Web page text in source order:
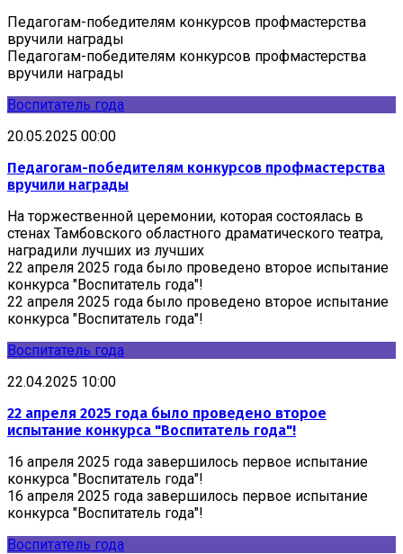
Педагогам-победителям конкурсов профмастерства
вручили награды
Педагогам-победителям конкурсов профмастерства
вручили награды
Воспитатель года
20.05.2025 00:00
Педагогам-победителям конкурсов профмастерства
вручили награды
На торжественной церемонии, которая состоялась в
стенах Тамбовского областного драматического театра,
наградили лучших из лучших
22 апреля 2025 года было проведено второе испытание
конкурса "Воспитатель года"!
22 апреля 2025 года было проведено второе испытание
конкурса "Воспитатель года"!
Воспитатель года
22.04.2025 10:00
22 апреля 2025 года было проведено второе
испытание конкурса "Воспитатель года"!
16 апреля 2025 года завершилось первое испытание
конкурса "Воспитатель года"!
16 апреля 2025 года завершилось первое испытание
конкурса "Воспитатель года"!
Воспитатель года